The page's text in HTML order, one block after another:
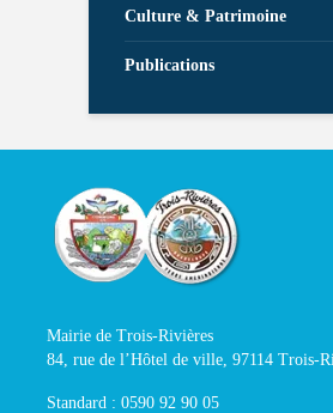
Culture & Patrimoine
Publications
Mairie de Trois-Rivières
84, rue de l’Hôtel de ville, 97114 Trois-
Standard : 0590 92 90 05